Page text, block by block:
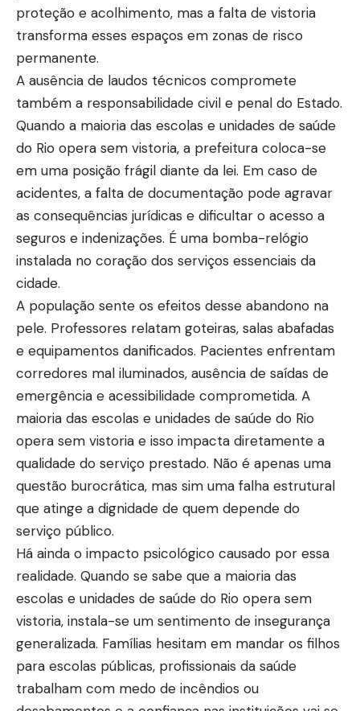
proteção e acolhimento, mas a falta de vistoria
transforma esses espaços em zonas de risco
permanente.
A ausência de laudos técnicos compromete
também a responsabilidade civil e penal do Estado.
Quando a maioria das escolas e unidades de saúde
do Rio opera sem vistoria, a prefeitura coloca-se
em uma posição frágil diante da lei. Em caso de
acidentes, a falta de documentação pode agravar
as consequências jurídicas e dificultar o acesso a
seguros e indenizações. É uma bomba-relógio
instalada no coração dos serviços essenciais da
cidade.
A população sente os efeitos desse abandono na
pele. Professores relatam goteiras, salas abafadas
e equipamentos danificados. Pacientes enfrentam
corredores mal iluminados, ausência de saídas de
emergência e acessibilidade comprometida. A
maioria das escolas e unidades de saúde do Rio
opera sem vistoria e isso impacta diretamente a
qualidade do serviço prestado. Não é apenas uma
questão burocrática, mas sim uma falha estrutural
que atinge a dignidade de quem depende do
serviço público.
Há ainda o impacto psicológico causado por essa
realidade. Quando se sabe que a maioria das
escolas e unidades de saúde do Rio opera sem
vistoria, instala-se um sentimento de insegurança
generalizada. Famílias hesitam em mandar os filhos
para escolas públicas, profissionais da saúde
trabalham com medo de incêndios ou